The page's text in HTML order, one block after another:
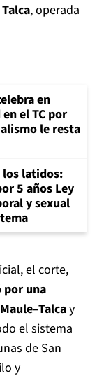
, operada
en
el TC por
le resta
los latidos:
5 años Ley
y sexual
el corte,
por una
y
el sistema
de San
y